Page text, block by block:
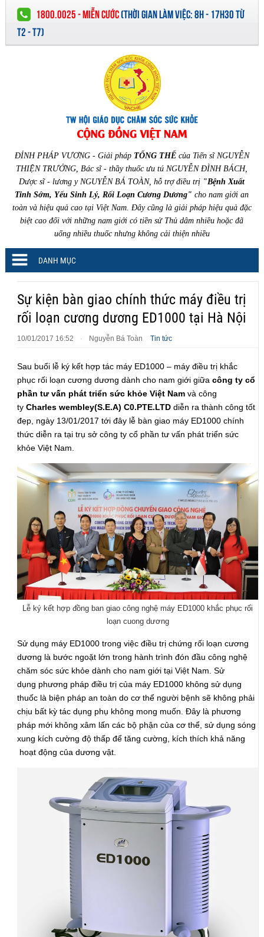
1800.0025 - MIỄN CƯỚC(THỜI GIAN LÀM VIỆC:8H - 17H30 TỪ
T2 - T7)
ĐỈNH PHÁP VƯƠNG - Giải pháp TỔNG THỂcủa Tiến sĩ NGUYỄN
THIỆN TRƯỞNG, Bác sĩ - thầy thuốc ưu tú NGUYỄN ĐÌNH BÁCH,
Dược sĩ - lương y NGUYỄN BÁ TOÀN, hỗ trợ điều trị "Bệnh Xuất
Tinh Sớm, Yếu Sinh Lý, Rối Loạn Cương Dương" cho nam giới an
toàn và hiệu quả cao tại Việt Nam. Đây cũng là giải pháp hiệu quả đặc
biệt cao đối với những nam giới có tiền sử Thủ dâm nhiều hoặc đã
uống nhiều thuốc nhưng không cải thiện nhiều
DANH MỤC
Sự kiện bàn giao chính thức máy điều trị
rối loạn cương dương ED1000 tại Hà Nội
10/01/2017 16:52 · Nguyễn Bá Toàn Tin tức
Sau buổi lễ ký kết hợp tác máy ED1000 – máy điều trị khắc
phục rối loạn cương dương dành cho nam giới giữacông ty cổ
phần tư vấn phát triển sức khỏe Việt Nam và công
tyCharles wembley(S.E.A) C0.PTE.LTD diễn ra thành công tốt
đẹp, ngày 13/01/2017 tới đây lễ bàn giao máy ED1000 chính
thức diễn ra tại trụ sở công ty cổ phần tư vấn phát triển sức
khỏe Việt Nam.
Lễ ký kết hợp đồng ban giao công nghệ máy ED1000 khắc phục rối
loạn cuong dương
Sử dụng máy ED1000 trong việc điều trị chứng rối loạn cương
dương là bước ngoặt lớn trong hành trình đón đầu công nghệ
chăm sóc sức khỏe dành cho nam giới tại Việt Nam. Sử
dụng phương pháp điều trị của máy ED1000 không sử dụng
thuốc là biện pháp an toàn do cơ thể người bệnh sẽ không phải
chịu bất kỳ tác dụng phụ không mong muốn. Đây là phương
pháp mới không xâm lấn các bộ phận của cơ thể, sử dụng sóng
xung kích cường độ thấp để tăng cường, kích thích khả năng
hoạt động của dương vật.